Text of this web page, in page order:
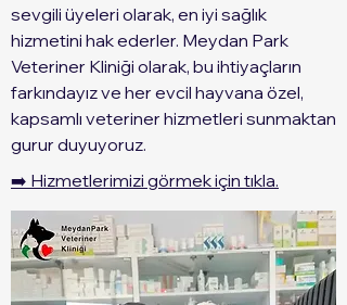
sevgili üyeleri olarak, en iyi sağlık
hizmetini hak ederler. Meydan Park
Veteriner Kliniği olarak, bu ihtiyaçların
farkındayız ve her evcil hayvana özel,
kapsamlı veteriner hizmetleri sunmaktan
gurur duyuyoruz.
➡️ Hizmetlerimizi görmek için tıkla.